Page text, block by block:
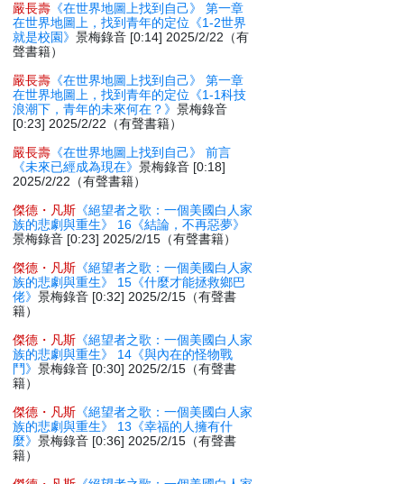
嚴長壽 《在世界地圖上找到自己》 第一章
在世界地圖上，找到青年的定位《1-2世界
就是校園》景梅錄音 [0:14] 2025/2/22（有
聲書籍）
嚴長壽 《在世界地圖上找到自己》 第一章
在世界地圖上，找到青年的定位《1-1科技
浪潮下，青年的未來何在？》景梅錄音
[0:23] 2025/2/22（有聲書籍）
嚴長壽 《在世界地圖上找到自己》 前言
《未來已經成為現在》景梅錄音 [0:18]
2025/2/22（有聲書籍）
傑德・凡斯 《絕望者之歌：一個美國白人家
族的悲劇與重生》 16《結論，不再惡夢》
景梅錄音 [0:23] 2025/2/15（有聲書籍）
傑德・凡斯 《絕望者之歌：一個美國白人家
族的悲劇與重生》 15《什麼才能拯救鄉巴
佬》景梅錄音 [0:32] 2025/2/15（有聲書
籍）
傑德・凡斯 《絕望者之歌：一個美國白人家
族的悲劇與重生》 14《與內在的怪物戰
鬥》景梅錄音 [0:30] 2025/2/15（有聲書
籍）
傑德・凡斯 《絕望者之歌：一個美國白人家
族的悲劇與重生》 13《幸福的人擁有什
麼》景梅錄音 [0:36] 2025/2/15（有聲書
籍）